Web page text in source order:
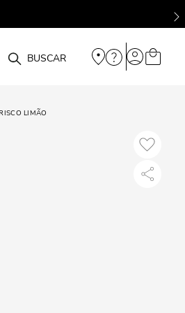
LIMÃO